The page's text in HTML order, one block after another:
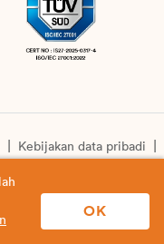
Kebijakan data pribadi
Indonesia. All rights
OK